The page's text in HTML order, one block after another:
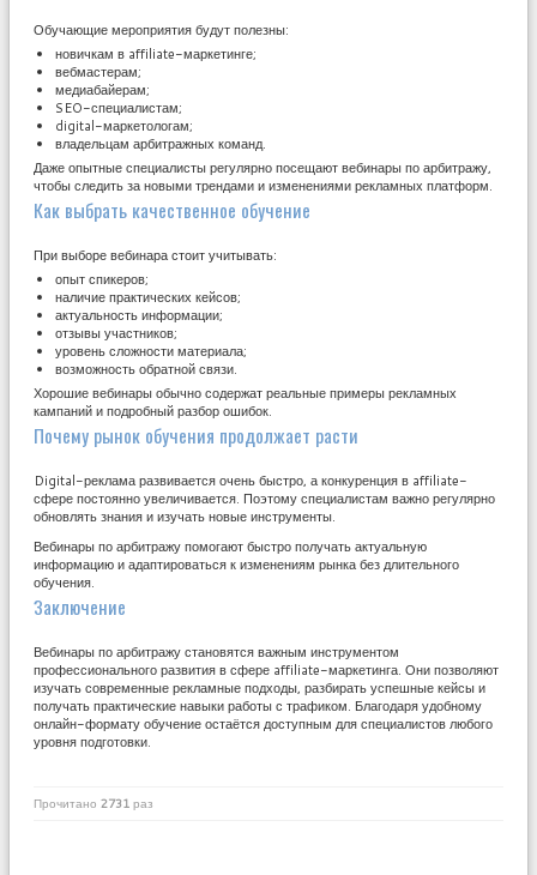
Обучающие мероприятия будут полезны:
новичкам в affiliate-маркетинге;
вебмастерам;
медиабайерам;
SEO-специалистам;
digital-маркетологам;
владельцам арбитражных команд.
Даже опытные специалисты регулярно посещают вебинары по арбитражу,
чтобы следить за новыми трендами и изменениями рекламных платформ.
Как выбрать качественное обучение
При выборе вебинара стоит учитывать:
опыт спикеров;
наличие практических кейсов;
актуальность информации;
отзывы участников;
уровень сложности материала;
возможность обратной связи.
Хорошие вебинары обычно содержат реальные примеры рекламных
кампаний и подробный разбор ошибок.
Почему рынок обучения продолжает расти
Digital-реклама развивается очень быстро, а конкуренция в affiliate-
сфере постоянно увеличивается. Поэтому специалистам важно регулярно
обновлять знания и изучать новые инструменты.
Вебинары по арбитражу помогают быстро получать актуальную
информацию и адаптироваться к изменениям рынка без длительного
обучения.
Заключение
Вебинары по арбитражу становятся важным инструментом
профессионального развития в сфере affiliate-маркетинга. Они позволяют
изучать современные рекламные подходы, разбирать успешные кейсы и
получать практические навыки работы с трафиком. Благодаря удобному
онлайн-формату обучение остаётся доступным для специалистов любого
уровня подготовки.
Прочитано 2731 раз